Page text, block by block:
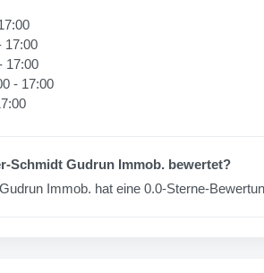
17:00
17:00
- 17:00
Schmidt Gudrun Immob. bewertet?
Immob. hat eine 0.0-Sterne-